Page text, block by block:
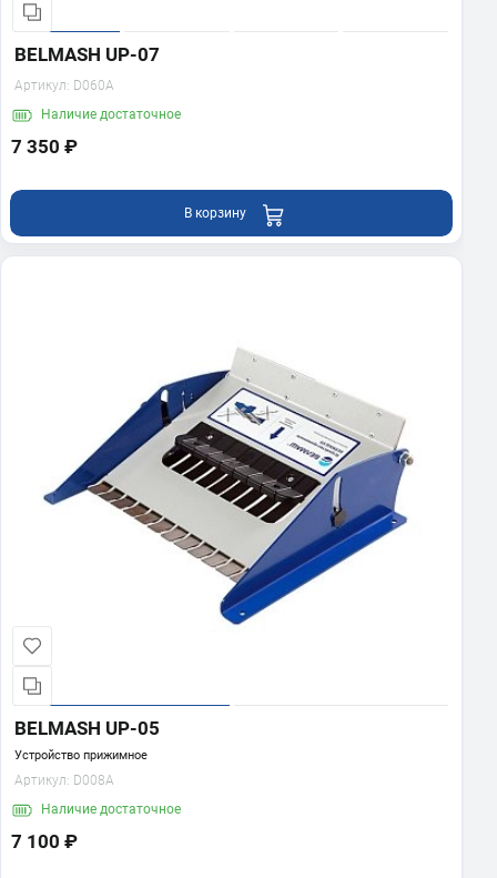
BELMASH UP-07
Артикул: D060A
Наличие достаточное
7 350 ₽
В корзину
BELMASH UP-05
Устройство прижимное
Артикул: D008A
Наличие достаточное
7 100 ₽